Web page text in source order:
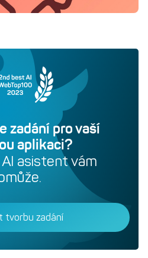
zadání pro vaší
aplikaci?
asistent vám
tvorbu zadání